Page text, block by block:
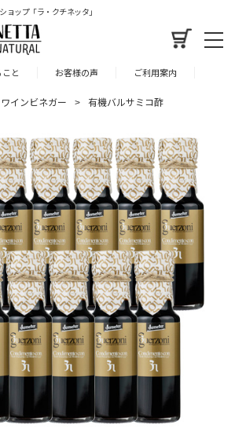
ョップ「ラ・クチネッタ」
と お客様の声 ご利用案内
インビネガー 有機バルサミコ酢